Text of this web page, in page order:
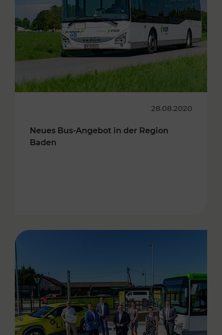
28.08.2020
Neues Bus-Angebot in der Region
Baden